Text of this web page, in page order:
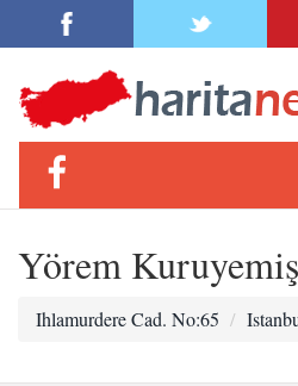
Yörem Kuruyemiş
Ihlamurdere Cad. No:65